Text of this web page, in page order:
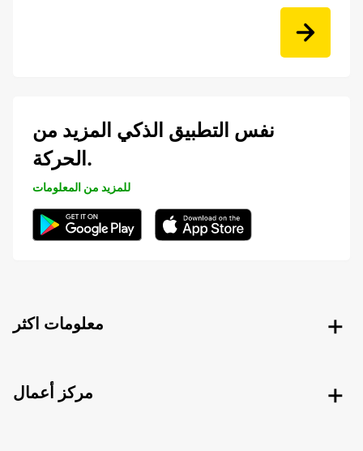
نفس التطبيق الذكي المزيد من
الحركة.
للمزيد من المعلومات
معلومات اكثر
مركز أعمال